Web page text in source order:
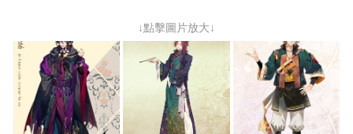
↓點擊圖片放大↓